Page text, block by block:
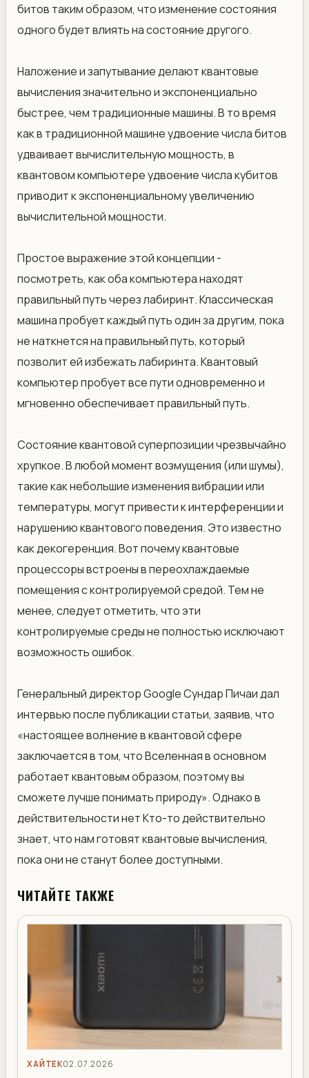
битов таким образом, что изменение состояния
одного будет влиять на состояние другого.
Наложение и запутывание делают квантовые
вычисления значительно и экспоненциально
быстрее, чем традиционные машины. В то время
как в традиционной машине удвоение числа битов
удваивает вычислительную мощность, в
квантовом компьютере удвоение числа кубитов
приводит к экспоненциальному увеличению
вычислительной мощности.
Простое выражение этой концепции -
посмотреть, как оба компьютера находят
правильный путь через лабиринт. Классическая
машина пробует каждый путь один за другим, пока
не наткнется на правильный путь, который
позволит ей избежать лабиринта. Квантовый
компьютер пробует все пути одновременно и
мгновенно обеспечивает правильный путь.
Состояние квантовой суперпозиции чрезвычайно
хрупкое. В любой момент возмущения (или шумы),
такие как небольшие изменения вибрации или
температуры, могут привести к интерференции и
нарушению квантового поведения. Это известно
как декогеренция. Вот почему квантовые
процессоры встроены в переохлаждаемые
помещения с контролируемой средой. Тем не
менее, следует отметить, что эти
контролируемые среды не полностью исключают
возможность ошибок.
Генеральный директор Google Сундар Пичаи дал
интервью после публикации статьи, заявив, что
«настоящее волнение в квантовой сфере
заключается в том, что Вселенная в основном
работает квантовым образом, поэтому вы
сможете лучше понимать природу». Однако в
действительности нет Кто-то действительно
знает, что нам готовят квантовые вычисления,
пока они не станут более доступными.
ЧИТАЙТЕ ТАКЖЕ
ХАЙТЕК02.07.2026